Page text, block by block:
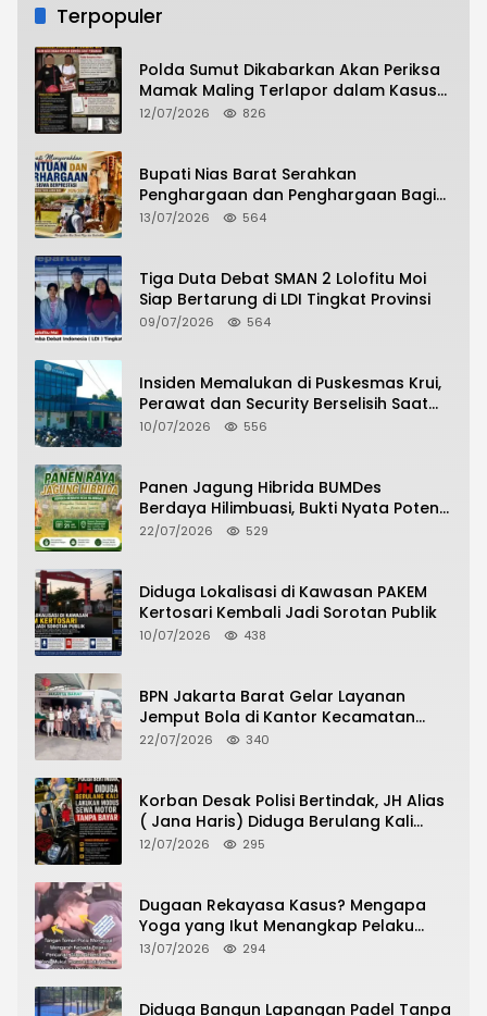
Terpopuler
Polda Sumut Dikabarkan Akan Periksa
Mamak Maling Terlapor dalam Kasus
Dugaan Penipuan Bermodus Surat
12/07/2026 826
Bupati Nias Barat Serahkan
Penghargaan dan Penghargaan Bagi
Siswa Berprestasi Pada Pembukaan TA
13/07/2026 564
Tiga Duta Debat SMAN 2 Lolofitu Moi
Siap Bertarung di LDI Tingkat Provinsi
09/07/2026 564
Insiden Memalukan di Puskesmas Krui,
Perawat dan Security Berselisih Saat
Pelayanan Pasien Berlangsung
10/07/2026 556
Panen Jagung Hibrida BUMDes
Berdaya Hilimbuasi, Bukti Nyata Potensi
Pertanian Desa
22/07/2026 529
Diduga Lokalisasi di Kawasan PAKEM
Kertosari Kembali Jadi Sorotan Publik
10/07/2026 438
BPN Jakarta Barat Gelar Layanan
Jemput Bola di Kantor Kecamatan
Grogol Petamburan, Warga Antusias
22/07/2026 340
Korban Desak Polisi Bertindak, JH Alias
( Jana Haris) Diduga Berulang Kali
Lakukan Modus Sewa Motor Tanpa
12/07/2026 295
Dugaan Rekayasa Kasus? Mengapa
Yoga yang Ikut Menangkap Pelaku
Pencurian Toko Ponsel di Pancur Batu
13/07/2026 294
Diduga Bangun Lapangan Padel Tanpa